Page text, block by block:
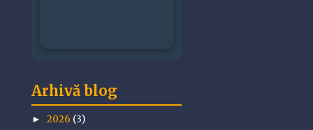
Arhivă blog
► 2026 (3)